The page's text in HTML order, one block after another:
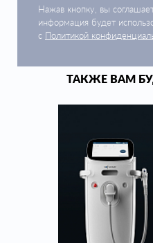
Нажав кнопку, вы
информация будет
с Политикой
ТАКЖЕ ВАМ